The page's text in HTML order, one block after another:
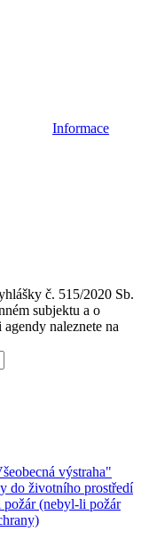
Informace
č. 515/2020 Sb.
subjektu a o
naleznete na
výstraha"
do životního prostředí
požár (nebyl-li požár